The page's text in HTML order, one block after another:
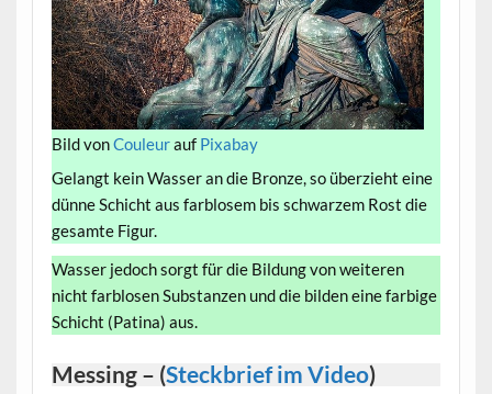
Bild vonCouleurauf Pixabay
Gelangt kein Wasser an die Bronze, so überzieht eine
dünne Schicht aus farblosem bis schwarzem Rost die
gesamte Figur.
Wasser jedoch sorgt für die Bildung von weiteren
nicht farblosen Substanzen und die bilden eine farbige
Schicht (Patina) aus.
Messing – (Steckbrief im Video)